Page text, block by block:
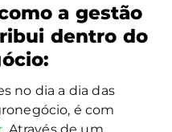
a gestão
dentro do
no dia a dia das
é com